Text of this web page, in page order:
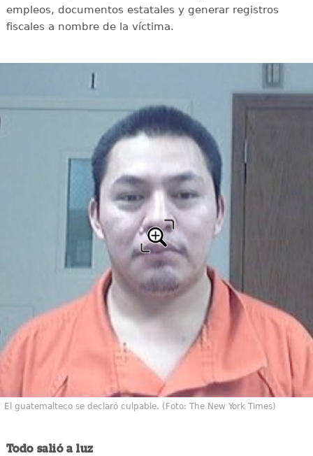
empleos, documentos estatales y generar registros
fiscales a nombre de la víctima.
El guatemalteco se declaró culpable. (Foto: The New York Times)
Todo salió a luz